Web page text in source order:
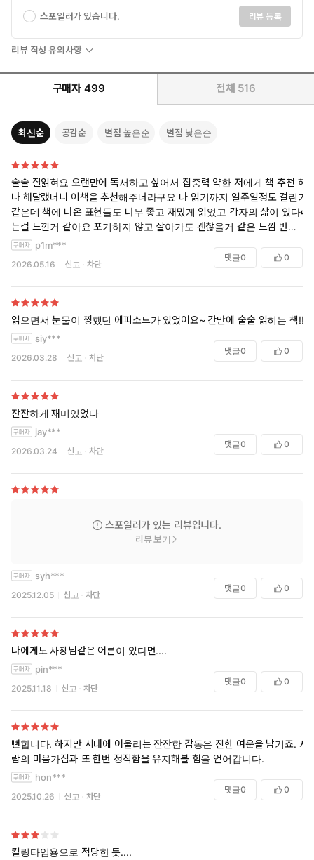
스포일러가 있습니다. 리뷰 등록
리뷰 작성 유의사항
구매자 499 전체 516
최신순 공감순 별점 높은순 별점 낮은순
술술 잘읽혀요 오랜만에 독서하고 싶어서 집중력 약한 저에게 책 추천 하
나 해달랬더니 이책을 추천해주더라구요 다 읽기까지 일주일정도 걸린거
같은데 책에 나온 표현들도 너무 좋고 재밌게 읽었고 각자의 삶이 있다라
는걸 느낀거 같아요 포기하지 않고 살아가도 괜찮을거 같은 느낌 번아웃
을 느꼈던 저에게 좋은 책이였어요
p1m***
2026.05.16 신고 차단
댓글0 0
읽으면서 눈물이 찡했던 에피소드가 있었어요~ 간만에 술술 읽히는 책!!
siy***
2026.03.28 신고 차단
댓글0 0
잔잔하게 재미있었다
jay***
2026.03.24 신고 차단
댓글0 0
스포일러가 있는 리뷰입니다.
리뷰 보기
syh***
2025.12.05 신고 차단
댓글0 0
나에게도 사장님같은 어른이 있다면....
pin***
2025.11.18 신고 차단
댓글0 0
뻔합니다. 하지만 시대에 어울리는 잔잔한 감동은 진한 여운을 남기죠. 사
람의 마음가짐과 또 한번 정직함을 유지해볼 힘을 얻어갑니다.
hon***
2025.10.26 신고 차단
댓글0 0
킬링타임용으로 적당한 듯....